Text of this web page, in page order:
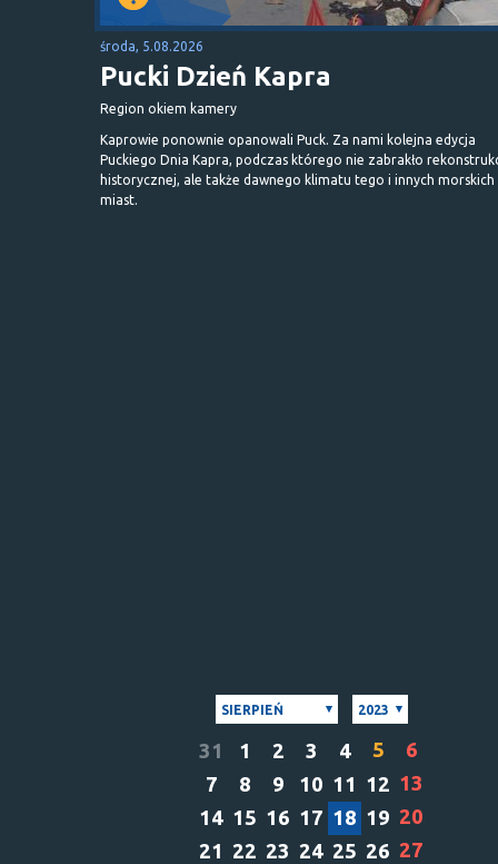
środa, 5.08.2026
Pucki Dzień Kapra
Region okiem kamery
Kaprowie ponownie opanowali Puck. Za nami kolejna edycja
Puckiego Dnia Kapra, podczas którego nie zabrakło
historycznej, ale także dawnego klimatu tego i innych morskich
miast.
SIERPIEŃ 2023
31 1 2 3 4 5
6
7
8 9 10 11 12 13
14 15 16 17 18 19 20
21 22 23 24 25 26 27